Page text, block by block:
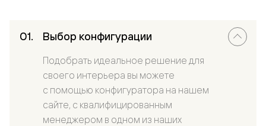
Выбор конфигурации
Подобрать идеальное решение для
своего интерьера вы можете
с помощью конфигуратора на нашем
сайте, с квалифицированным
менеджером в одном из наших